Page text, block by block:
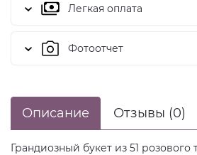
Легкая оплата
Фотоотчет
Описание Отзывы (0)
Грандиозный букет из 51